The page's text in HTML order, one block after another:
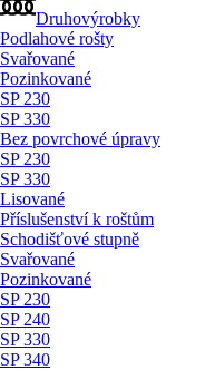
Druhovýrobky
Podlahové rošty
Svařované
Pozinkované
SP 230
SP 330
Bez povrchové úpravy
SP 230
SP 330
Lisované
Příslušenství k roštům
Schodišťové stupně
Svařované
Pozinkované
SP 230
SP 240
SP 330
SP 340